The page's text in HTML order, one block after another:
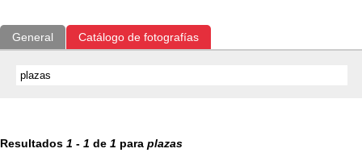
General Catálogo de fotografías
Resultados 1 - 1 de 1 para plazas